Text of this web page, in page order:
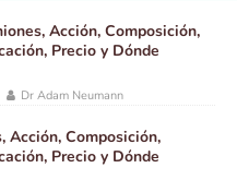
Acción, Composición,
Precio y Dónde
Dr Adam Neumann
Acción, Composición,
Precio y Dónde